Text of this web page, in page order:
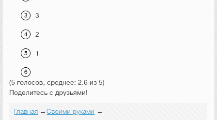
3
2
1
(5 голосов, среднее: 2.6 из 5)
Поделитесь с друзьями!
Главная →Своими руками →